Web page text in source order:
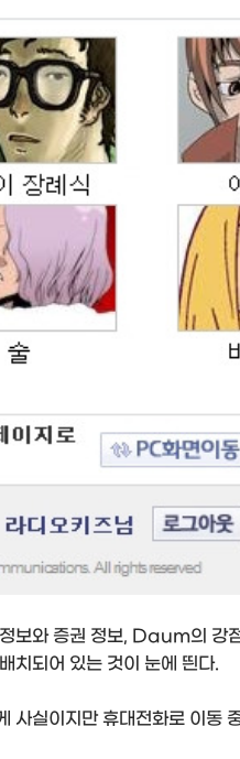
보와 증권 정보, Daum의
치되어 있는 것이 눈에 띈다.
실이지만 휴대전화로 이동